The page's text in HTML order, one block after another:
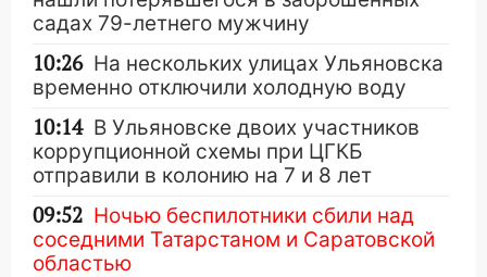
садах 79-летнего мужчину
10:26 На нескольких улицах Ульяновска
временно отключили холодную воду
10:14 В Ульяновске двоих участников
коррупционной схемы при ЦГКБ
отправили в колонию на 7 и 8 лет
09:52 Ночью беспилотники сбили над
соседними Татарстаном и Саратовской
областью